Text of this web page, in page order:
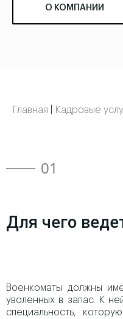
О КОМПАНИИ
Главная Кадровые
01
Для чего
Военкоматы должны
уволенных в запас. К
специальность,